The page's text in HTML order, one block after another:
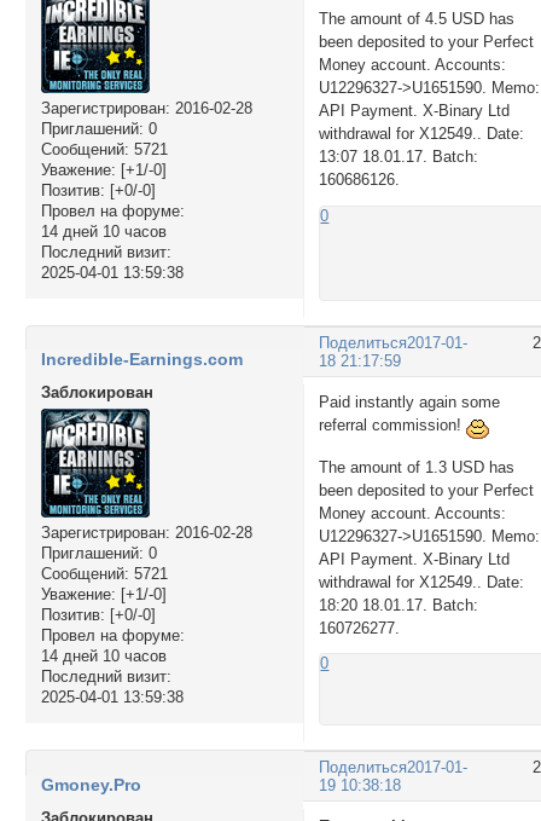
Зарегистрирован: 2016-02-28
Приглашений: 0
Сообщений: 5721
Уважение: [+1/-0]
Позитив: [+0/-0]
Провел на форуме:
14 дней 10 часов
Последний визит:
2025-04-01 13:59:38
The amount of 4.5 USD has
been deposited to your Perfect
Money account. Accounts:
U12296327->U1651590. Memo:
API Payment. X-Binary Ltd
withdrawal for X12549.. Date:
13:07 18.01.17. Batch:
160686126.
0
Поделиться2017-01-
18 21:17:59
Incredible-Earnings.com
Заблокирован
Зарегистрирован: 2016-02-28
Приглашений: 0
Сообщений: 5721
Уважение: [+1/-0]
Позитив: [+0/-0]
Провел на форуме:
14 дней 10 часов
Последний визит:
2025-04-01 13:59:38
Paid instantly again some
referral commission!
The amount of 1.3 USD has
been deposited to your Perfect
Money account. Accounts:
U12296327->U1651590. Memo:
API Payment. X-Binary Ltd
withdrawal for X12549.. Date:
18:20 18.01.17. Batch:
160726277.
0
Поделиться2017-01-
19 10:38:18
Gmoney.Pro